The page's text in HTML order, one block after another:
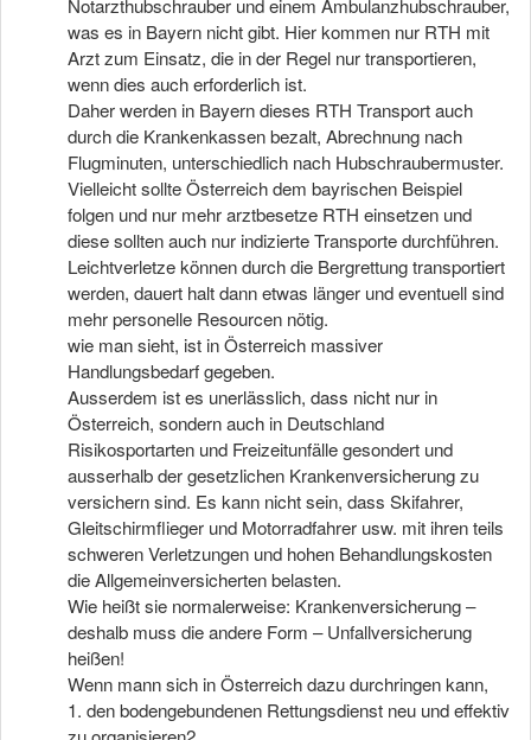
Notarzthubschrauber und einem Ambulanzhubschrauber,
was es in Bayern nicht gibt. Hier kommen nur RTH mit
Arzt zum Einsatz, die in der Regel nur transportieren,
wenn dies auch erforderlich ist.
Daher werden in Bayern dieses RTH Transport auch
durch die Krankenkassen bezalt, Abrechnung nach
Flugminuten, unterschiedlich nach Hubschraubermuster.
Vielleicht sollte Österreich dem bayrischen Beispiel
folgen und nur mehr arztbesetze RTH einsetzen und
diese sollten auch nur indizierte Transporte durchführen.
Leichtverletze können durch die Bergrettung transportiert
werden, dauert halt dann etwas länger und eventuell sind
mehr personelle Resourcen nötig.
wie man sieht, ist in Österreich massiver
Handlungsbedarf gegeben.
Ausserdem ist es unerlässlich, dass nicht nur in
Österreich, sondern auch in Deutschland
Risikosportarten und Freizeitunfälle gesondert und
ausserhalb der gesetzlichen Krankenversicherung zu
versichern sind. Es kann nicht sein, dass Skifahrer,
Gleitschirmflieger und Motorradfahrer usw. mit ihren teils
schweren Verletzungen und hohen Behandlungskosten
die Allgemeinversicherten belasten.
Wie heißt sie normalerweise: Krankenversicherung –
deshalb muss die andere Form – Unfallversicherung
heißen!
Wenn mann sich in Österreich dazu durchringen kann,
1. den bodengebundenen Rettungsdienst neu und effektiv